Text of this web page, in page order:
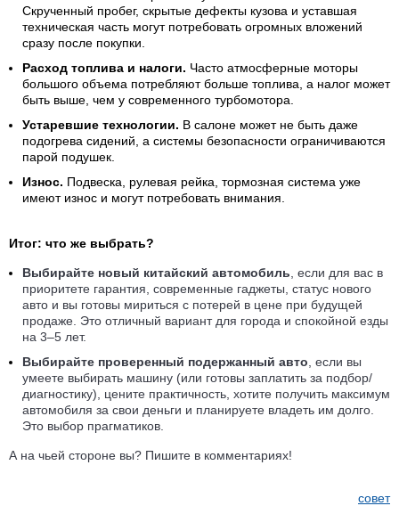
Скрученный пробег, скрытые дефекты кузова и уставшая
техническая часть могут потребовать огромных вложений
сразу после покупки.
Расход топлива и налоги. Часто атмосферные моторы
большого объема потребляют больше топлива, а налог может
быть выше, чем у современного турбомотора.
Устаревшие технологии. В салоне может не быть даже
подогрева сидений, а системы безопасности ограничиваются
парой подушек.
Износ. Подвеска, рулевая рейка, тормозная система уже
имеют износ и могут потребовать внимания.
Итог: что же выбрать?
Выбирайте новый китайский автомобиль, если для вас в
приоритете гарантия, современные гаджеты, статус нового
авто и вы готовы мириться с потерей в цене при будущей
продаже. Это отличный вариант для города и спокойной езды
на 3–5 лет.
Выбирайте проверенный подержанный авто, если вы
умеете выбирать машину (или готовы заплатить за подбор/
диагностику), цените практичность, хотите получить максимум
автомобиля за свои деньги и планируете владеть им долго.
Это выбор прагматиков.
А на чьей стороне вы? Пишите в комментариях!
совет